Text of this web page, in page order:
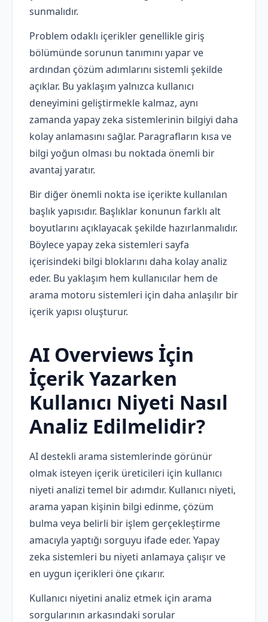
sunmalıdır.
Problem odaklı içerikler genellikle giriş
bölümünde sorunun tanımını yapar ve
ardından çözüm adımlarını sistemli şekilde
açıklar. Bu yaklaşım yalnızca kullanıcı
deneyimini geliştirmekle kalmaz, aynı
zamanda yapay zeka sistemlerinin bilgiyi daha
kolay anlamasını sağlar. Paragrafların kısa ve
bilgi yoğun olması bu noktada önemli bir
avantaj yaratır.
Bir diğer önemli nokta ise içerikte kullanılan
başlık yapısıdır. Başlıklar konunun farklı alt
boyutlarını açıklayacak şekilde hazırlanmalıdır.
Böylece yapay zeka sistemleri sayfa
içerisindeki bilgi bloklarını daha kolay analiz
eder. Bu yaklaşım hem kullanıcılar hem de
arama motoru sistemleri için daha anlaşılır bir
içerik yapısı oluşturur.
AI Overviews İçin
İçerik Yazarken
Kullanıcı Niyeti Nasıl
Analiz Edilmelidir?
AI destekli arama sistemlerinde görünür
olmak isteyen içerik üreticileri için kullanıcı
niyeti analizi temel bir adımdır. Kullanıcı niyeti,
arama yapan kişinin bilgi edinme, çözüm
bulma veya belirli bir işlem gerçekleştirme
amacıyla yaptığı sorguyu ifade eder. Yapay
zeka sistemleri bu niyeti anlamaya çalışır ve
en uygun içerikleri öne çıkarır.
Kullanıcı niyetini analiz etmek için arama
sorgularının arkasındaki sorular